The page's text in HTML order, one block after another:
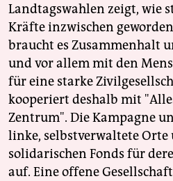
Landtagswahlen zeigt, wie
Kräfte inzwischen
braucht es Zusammenhalt
und vor allem mit den
für eine starke
kooperiert deshalb mit
Zentrum". Die Kampagne
linke, selbstverwaltete Orte
solidarischen Fonds für
auf. Eine offene